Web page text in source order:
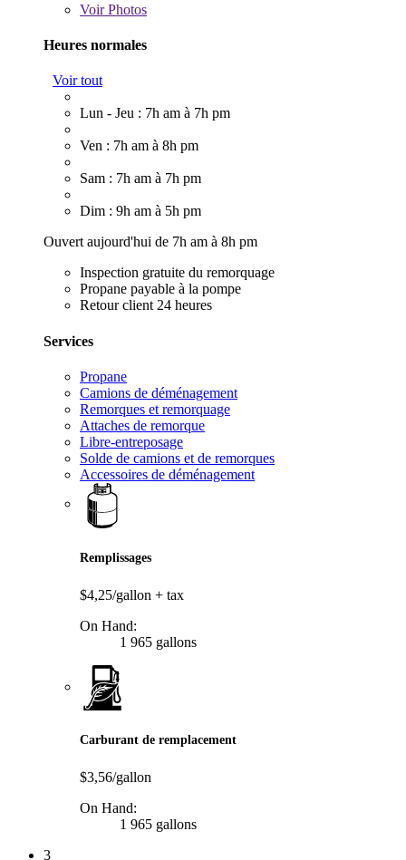
VoirPhotos
Heures normales
Voir tout
Lun - Jeu : 7h am à 7h pm
Ven : 7h am à 8h pm
Sam : 7h am à 7h pm
Dim : 9h am à 5h pm
Ouvert aujourd'hui de 7h am à 8h pm
Inspection gratuite du remorquage
Propane payable à la pompe
Retour client 24 heures
Services
Propane
Camions de déménagement
Remorques et remorquage
Attaches de remorque
Libre-entreposage
Solde de camions et de remorques
Accessoires de déménagement
Remplissages
$4,25/gallon + tax
On Hand:
1 965 gallons
Carburant de remplacement
$3,56/gallon
On Hand:
1 965 gallons
3